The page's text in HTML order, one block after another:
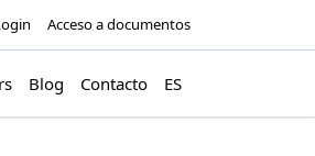
Acceso a documentos
Blog Contacto ES